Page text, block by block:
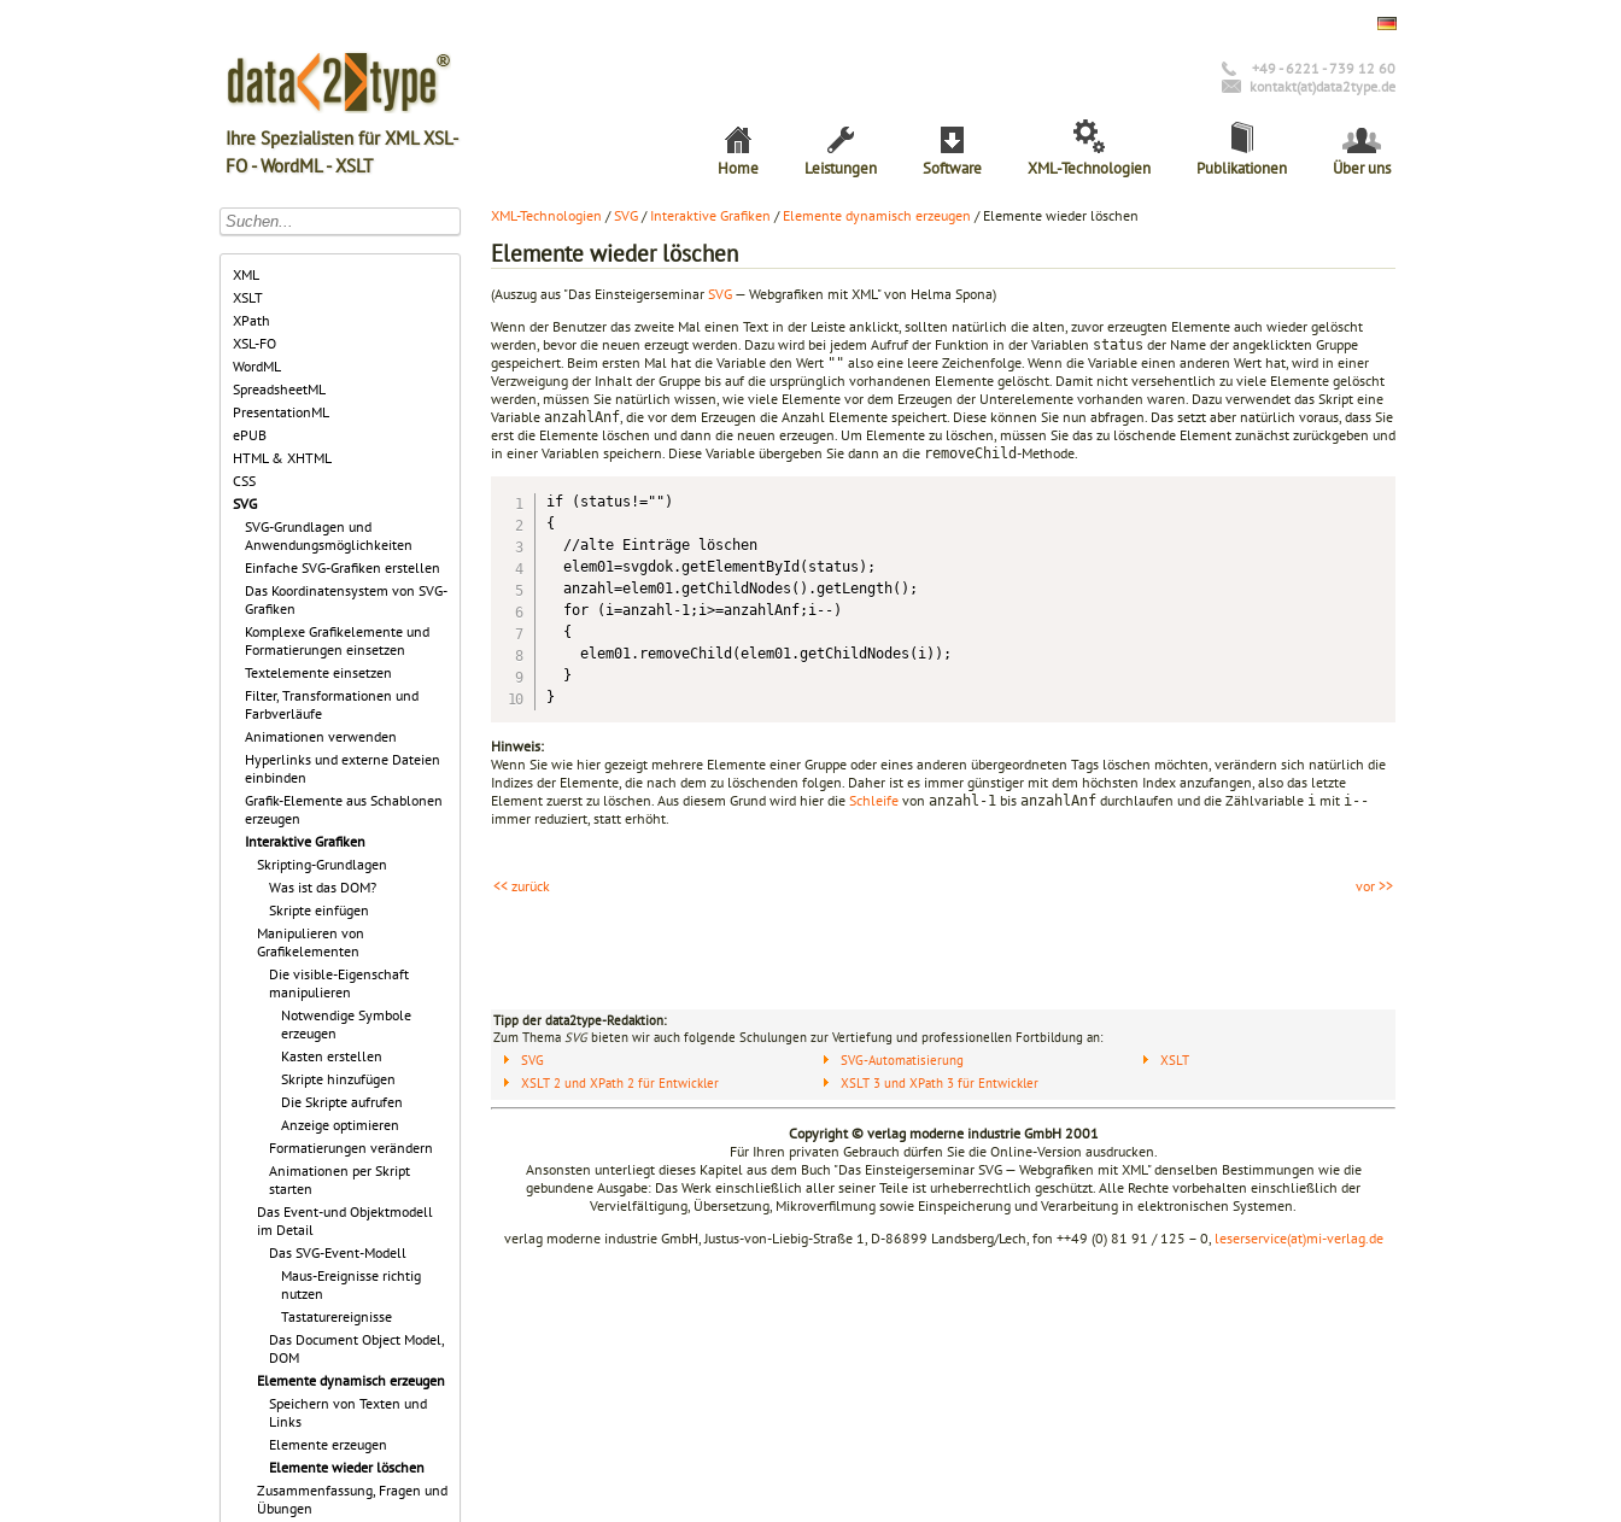
Ihre Spezialisten für XML XSL-
FO - WordML - XSLT
+49 - 6221 - 739 12 60
kontakt(at)data2type.de
Home Leistungen Software XML-Technologien Publikationen Über uns
XML
XSLT
XPath
XSL-FO
WordML
SpreadsheetML
PresentationML
ePUB
HTML & XHTML
CSS
SVG
SVG-Grundlagen und
Anwendungsmöglichkeiten
Einfache SVG-Grafiken erstellen
Das Koordinatensystem von SVG-
Grafiken
Komplexe Grafikelemente und
Formatierungen einsetzen
Textelemente einsetzen
Filter, Transformationen und
Farbverläufe
Animationen verwenden
Hyperlinks und externe Dateien
einbinden
Grafik-Elemente aus Schablonen
erzeugen
Interaktive Grafiken
Skripting-Grundlagen
Was ist das DOM?
Skripte einfügen
Manipulieren von
Grafikelementen
Die visible-Eigenschaft
manipulieren
Notwendige Symbole
erzeugen
Kasten erstellen
Skripte hinzufügen
Die Skripte aufrufen
Anzeige optimieren
Formatierungen verändern
Animationen per Skript
starten
Das Event-und Objektmodell
im Detail
Das SVG-Event-Modell
Maus-Ereignisse richtig
nutzen
Tastaturereignisse
Das Document Object Model,
DOM
Elemente dynamisch erzeugen
Speichern von Texten und
Links
Elemente erzeugen
Elemente wieder löschen
Zusammenfassung, Fragen und
Übungen
XML-Technologien /SVG / Interaktive Grafiken / Elemente dynamisch erzeugen / Elemente wieder löschen
Elemente wieder löschen
(Auszug aus "Das Einsteigerseminar SVG — Webgrafiken mit XML" von Helma Spona)
Wenn der Benutzer das zweite Mal einen Text in der Leiste anklickt, sollten natürlich die alten, zuvor erzeugten Elemente auch wieder gelöscht
werden, bevor die neuen erzeugt werden. Dazu wird bei jedem Aufruf der Funktion in der Variablen status der Name der angeklickten Gruppe
gespeichert. Beim ersten Mal hat die Variable den Wert "" also eine leere Zeichenfolge. Wenn die Variable einen anderen Wert hat, wird in einer
Verzweigung der Inhalt der Gruppe bis auf die ursprünglich vorhandenen Elemente gelöscht. Damit nicht versehentlich zu viele Elemente gelöscht
werden, müssen Sie natürlich wissen, wie viele Elemente vor dem Erzeugen der Unterelemente vorhanden waren. Dazu verwendet das Skript eine
Variable anzahlAnf , die vor dem Erzeugen die Anzahl Elemente speichert. Diese können Sie nun abfragen. Das setzt aber natürlich voraus, dass Sie
erst die Elemente löschen und dann die neuen erzeugen. Um Elemente zu löschen, müssen Sie das zu löschende Element zunächst zurückgeben und
in einer Variablen speichern. Diese Variable übergeben Sie dann an die removeChild-Methode.
if (status!="")
{
  //alte Einträge löschen
  elem01=svgdok.getElementById(status);
  anzahl=elem01.getChildNodes().getLength();
  for (i=anzahl-1;i>=anzahlAnf;i--)
  {
    elem01.removeChild(elem01.getChildNodes(i));
  }
Hinweis:
Wenn Sie wie hier gezeigt mehrere Elemente einer Gruppe oder eines anderen übergeordneten Tags löschen möchten, verändern sich natürlich die
Indizes der Elemente, die nach dem zu löschenden folgen. Daher ist es immer günstiger mit dem höchsten Index anzufangen, also das letzte
Element zuerst zu löschen. Aus diesem Grund wird hier die Schleife von anzahl-1 bis anzahlAnf durchlaufen und die Zählvariable i mit i--
immer reduziert, statt erhöht.
<< zurück vor >>
Tipp der data2type-Redaktion:
Zum Thema SVGbieten wir auch folgende Schulungen zur Vertiefung und professionellen Fortbildung an:
SVG
XSLT 2 und XPath 2 für Entwickler
SVG-Automatisierung
XSLT 3 und XPath 3 für Entwickler
XSLT
Copyright © verlag moderne industrie GmbH 2001
Für Ihren privaten Gebrauch dürfen Sie die Online-Version ausdrucken.
Ansonsten unterliegt dieses Kapitel aus dem Buch "Das Einsteigerseminar SVG — Webgrafiken mit XML" denselben Bestimmungen wie die
gebundene Ausgabe: Das Werk einschließlich aller seiner Teile ist urheberrechtlich geschützt. Alle Rechte vorbehalten einschließlich der
Vervielfältigung, Übersetzung, Mikroverfilmung sowie Einspeicherung und Verarbeitung in elektronischen Systemen.
verlag moderne industrie GmbH, Justus-von-Liebig-Straße 1, D-86899 Landsberg/Lech, fon ++49 (0) 81 91 / 125 – 0, leserservice(at)mi-verlag.de